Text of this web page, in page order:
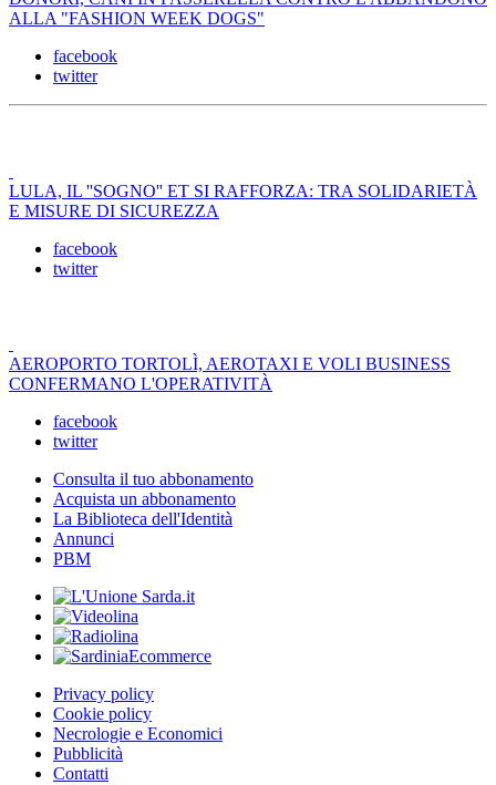
ALLA "FASHION WEEK DOGS"
facebook
twitter
LULA, IL ''SOGNO'' ET SI RAFFORZA: TRA SOLIDARIETÀ
E MISURE DI SICUREZZA
facebook
twitter
AEROPORTO TORTOLÌ, AEROTAXI E VOLI BUSINESS
CONFERMANO L'OPERATIVITÀ
facebook
twitter
Consulta il tuo abbonamento
Acquista un abbonamento
La Biblioteca dell'Identità
Annunci
PBM
Privacy policy
Cookie policy
Necrologie e Economici
Pubblicità
Contatti